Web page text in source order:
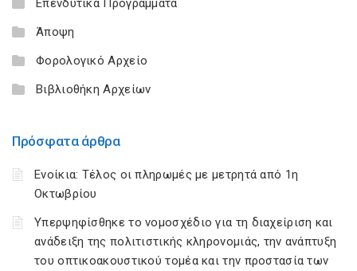
Επενδυτικά Προγράμματα
Άποψη
Φορολογικό Αρχείο
Βιβλιοθήκη Αρχείων
Πρόσφατα άρθρα
Ενοίκια: Τέλος οι πληρωμές με μετρητά από 1η
Οκτωβρίου
Υπερψηφίσθηκε το νομοσχέδιο για τη διαχείριση και
ανάδειξη της πολιτιστικής κληρονομιάς, την ανάπτυξη
του οπτικοακουστικού τομέα και την προστασία των